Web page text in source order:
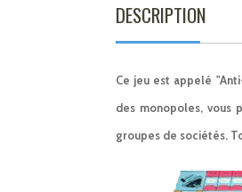
DESCRIPTION
Ce jeu est appelé
des monopoles, vous
groupes de sociétés.